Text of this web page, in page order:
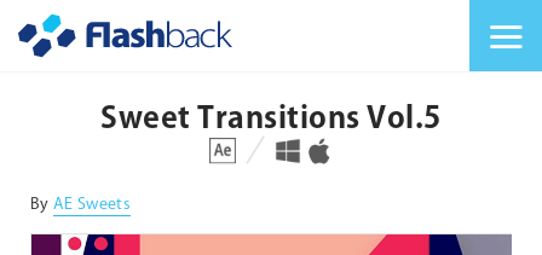
Sweet Transitions Vol.5
対応プラットフォーム 対応OS
By AE Sweets